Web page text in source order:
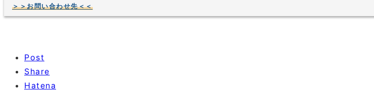
＞＞お問い合わせ先＜＜
Post
Share
Hatena